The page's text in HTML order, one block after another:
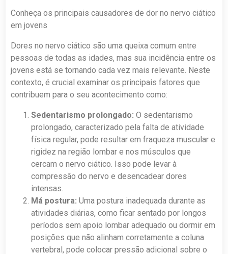
Conheça os principais causadores de dor no nervo ciático
em jovens
Dores no nervo ciático são uma queixa comum entre
pessoas de todas as idades, mas sua incidência entre os
jovens está se tornando cada vez mais relevante. Neste
contexto, é crucial examinar os principais fatores que
contribuem para o seu acontecimento como:
Sedentarismo prolongado: O sedentarismo
prolongado, caracterizado pela falta de atividade
física regular, pode resultar em fraqueza muscular e
rigidez na região lombar e nos músculos que
cercam o nervo ciático. Isso pode levar à
compressão do nervo e desencadear dores
intensas.
Má postura: Uma postura inadequada durante as
atividades diárias, como ficar sentado por longos
períodos sem apoio lombar adequado ou dormir em
posições que não alinham corretamente a coluna
vertebral, pode colocar pressão adicional sobre o